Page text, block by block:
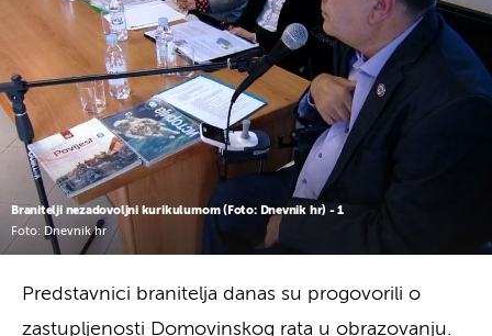
Branitelji nezadovoljni kurikulumom (Foto: Dnevnik hr) - 1
Foto: Dnevnik hr
Predstavnici branitelja danas su progovorili o
zastupljenosti Domovinskog rata u obrazovanju.